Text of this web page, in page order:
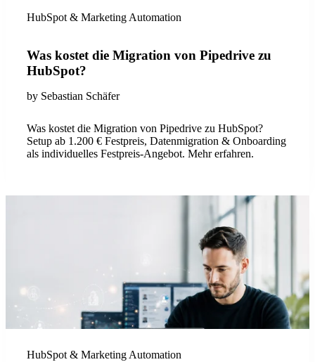
HubSpot & Marketing Automation
Was kostet die Migration von Pipedrive zu
HubSpot?
by Sebastian Schäfer
Was kostet die Migration von Pipedrive zu HubSpot?
Setup ab 1.200 € Festpreis, Datenmigration & Onboarding
als individuelles Festpreis-Angebot. Mehr erfahren.
HubSpot & Marketing Automation